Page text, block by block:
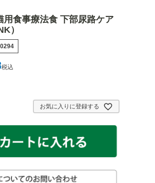
用食事療法食 下部尿路ケア
）
税込
お気に入りに登録する